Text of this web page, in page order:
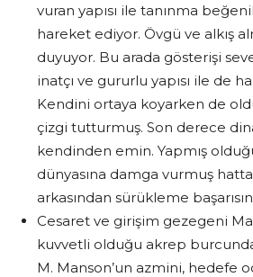
vuran yapısı ile tanınma
hareket ediyor. Övgü ve alkış
duyuyor. Bu arada gösterişi
inatçı ve gururlu yapısı ile de
Kendini ortaya koyarken de
çizgi tutturmuş. Son derece
kendinden emin. Yapmış
dünyasına damga vurmuş
arkasından sürükleme
Cesaret ve girişim gezegeni
kuvvetli olduğu akrep
M. Manson’un azmini, hedefe